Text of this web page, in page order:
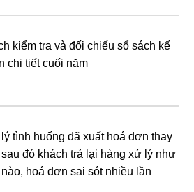
kiểm tra và đối chiếu sổ sách kế
chi tiết cuối năm
tình huống đã xuất hoá đơn thay
sau đó khách trả lại hàng xử lý như
hoá đơn sai sót nhiều lần